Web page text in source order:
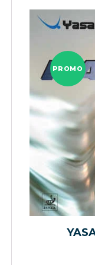
PROMO